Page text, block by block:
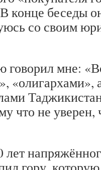
беседы
со своим
говорил мне:
«олигархами»,
что не уверен,